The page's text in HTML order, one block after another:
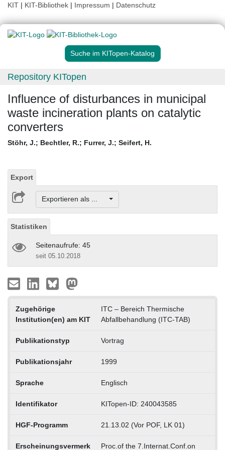
KIT | KIT-Bibliothek | Impressum | Datenschutz
Suche im KITopen-Katalog
Repository KITopen
Influence of disturbances in municipal
waste incineration plants on catalytic
converters
Stöhr, J.; Bechtler, R.; Furrer, J.; Seifert, H.
Export
Exportieren als ...
Statistiken
Seitenaufrufe: 45
seit 05.10.2018
Zugehörige
Institution(en) am KIT
ITC – Bereich Thermische
Abfallbehandlung (ITC-TAB)
Publikationstyp Vortrag
Publikationsjahr 1999
Sprache Englisch
Identifikator KITopen-ID: 240043585
HGF-Programm 21.13.02 (Vor POF, LK 01)
Erscheinungsvermerk Proc.of the 7.Internat.Conf.on